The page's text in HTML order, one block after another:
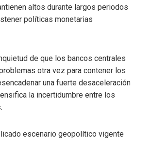
altos durante largos periodos
políticas monetarias
de que los bancos centrales
otra vez para contener los
una fuerte desaceleración
la incertidumbre entre los
escenario geopolítico vigente